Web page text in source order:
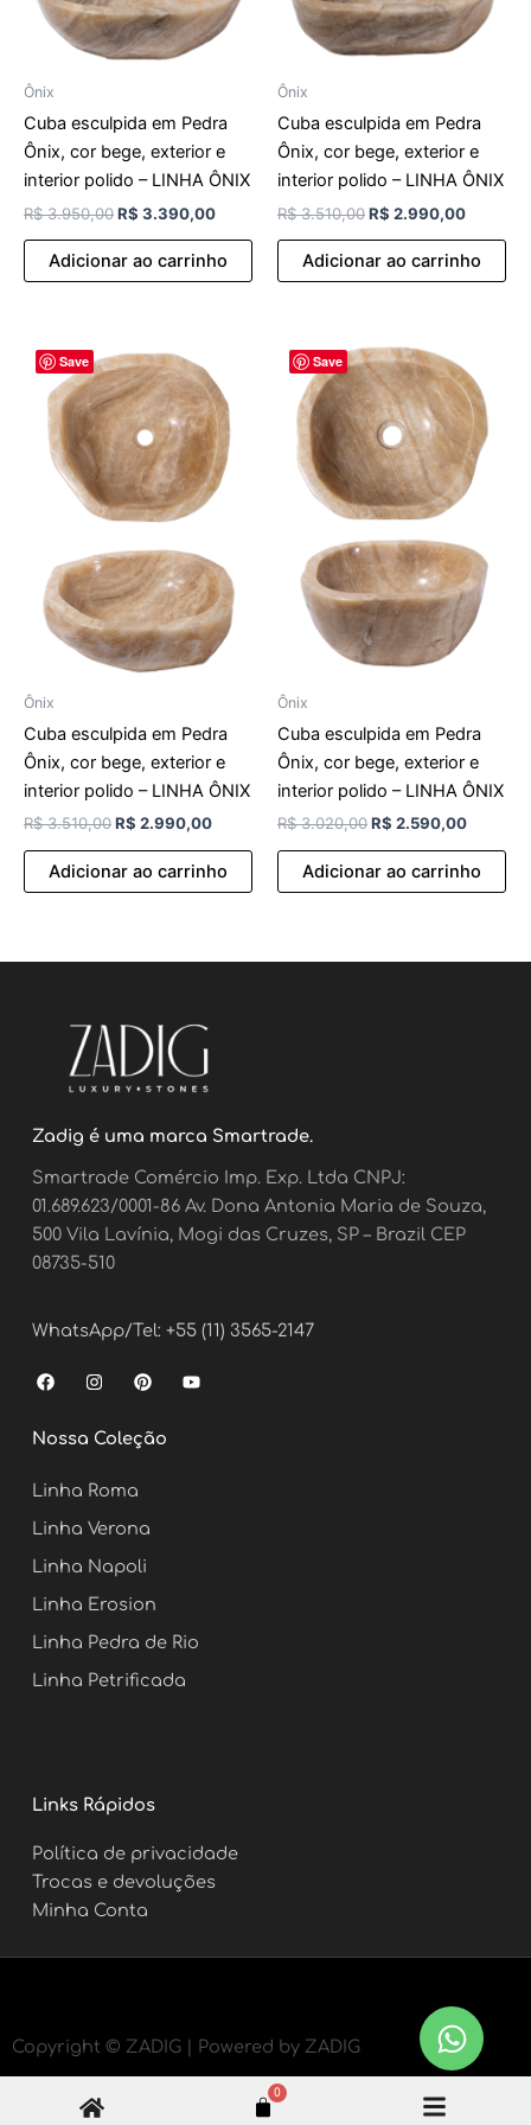
0
Carrinho
Ônix
Cuba esculpida em Pedra
Ônix, cor bege, exterior e
interior polido – LINHA ÔNIX
R$3.950,00R$ 3.390,00
Adicionar ao carrinho
Ônix
Cuba esculpida em Pedra
Ônix, cor bege, exterior e
interior polido – LINHA ÔNIX
R$3.510,00R$ 2.990,00
Adicionar ao carrinho
Save
Ônix
Cuba esculpida em Pedra
Ônix, cor bege, exterior e
interior polido – LINHA ÔNIX
R$3.510,00
preço
original
era:
R$ 3.510,00.
R$ 2.990,00
atual
é:
R$ 2.990,00.
Adicionar ao carrinho
Save
Ônix
Cuba esculpida em Pedra
Ônix, cor bege, exterior e
interior polido – LINHA ÔNIX
R$3.020,00
preço
original
era:
R$ 3.020,00.
R$ 2.590,00
atual
é:
R$
Adicionar ao carrinho
Zadig é uma marca Smartrade.
Smartrade Comércio Imp. Exp. Ltda CNPJ:
01.689.623/0001-86 Av. Dona Antonia Maria de Souza,
500 Vila Lavínia, Mogi das Cruzes, SP – Brazil CEP
08735-510
WhatsApp/Tel: +55 (11) 3565-2147
F
a
e
b
o
k
I
n
t
a
r
a
m
P
i
t
e
Y
o
Nossa Coleção
Linha Roma
Linha Verona
Linha Napoli
Linha Erosion
Linha Pedra de Rio
Linha Petrificada
Links Rápidos
Política de privacidade
Trocas e devoluções
Minha Conta
Copyright © ZADIG | Powered by ZADIG